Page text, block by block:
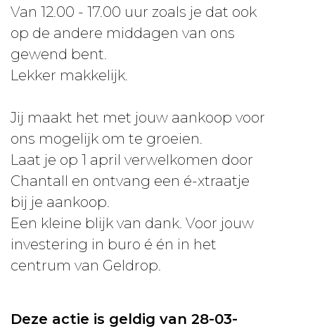
Van 12.00 - 17.00 uur zoals je dat ook
op de andere middagen van ons
gewend bent.
Lekker makkelijk.
Jij maakt het met jouw aankoop voor
ons mogelijk om te groeien.
Laat je op 1 april verwelkomen door
Chantall en ontvang een é-xtraatje
bij je aankoop.
Een kleine blijk van dank. Voor jouw
investering in buro é én in het
centrum van Geldrop.
Deze actie is geldig van 28-03-